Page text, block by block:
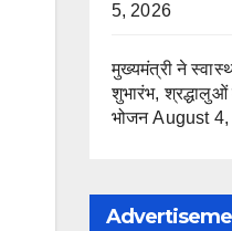
5, 2026
मुख्यमंत्री ने
शुभारंभ, श्रद्धालुओं
भोजन August